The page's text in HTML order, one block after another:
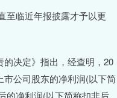
临近年报披露才予以更
决定》指出，经查明，20
市公司股东的净利润(以下简
的净利润(以下简称扣非后